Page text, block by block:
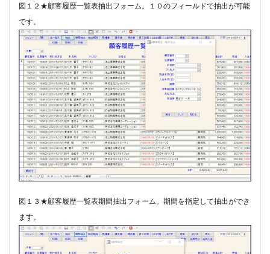
図１２★顧客履歴一覧表抽出フォーム。​１０のフィールドで抽出が可能
です。
図１３★顧客履歴一覧表期間抽出フォーム。​期間を指定して抽出ができ
ます。